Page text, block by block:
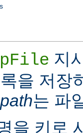
지
을 저장
는 파
을 키로